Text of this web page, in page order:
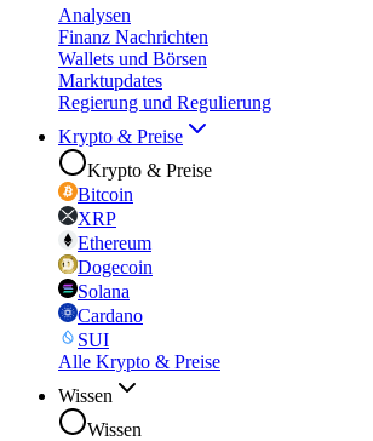
Analysen
Finanz Nachrichten
Wallets und Börsen
Marktupdates
Regierung und Regulierung
Krypto & Preise
Krypto & Preise
Bitcoin
XRP
Ethereum
Dogecoin
Solana
Cardano
SUI
Alle Krypto & Preise
Wissen
Wissen